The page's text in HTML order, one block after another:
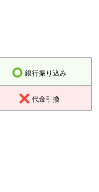
銀行振り込み
代金引換